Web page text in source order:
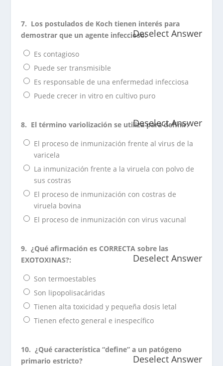
7. Los postulados de Koch tienen interés para
demostrar que un agente infeccioso:Deselect Answer
Es contagioso
Puede ser transmisible
Es responsable de una enfermedad infecciosa
Puede crecer in vitro en cultivo puro
8. El término variolización se utiliza para definir:
Deselect Answer
El proceso de inmunización frente al virus de la
varicela
La inmunización frente a la viruela con polvo de
sus costras
El proceso de inmunización con costras de
viruela bovina
El proceso de inmunización con virus vacunal
9. ¿Qué afirmación es CORRECTA sobre las
EXOTOXINAS?:
Deselect Answer
Son termoestables
Son lipopolisacáridas
Tienen alta toxicidad y pequeña dosis letal
Tienen efecto general e inespecífico
10. ¿Qué característica “define” a un patógeno
primario estricto?
Deselect Answer